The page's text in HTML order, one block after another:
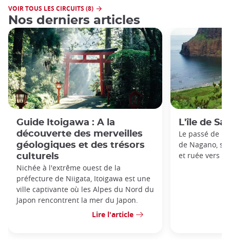
VOIR TOUS LES CIRCUITS (8)
Nos derniers articles
Guide Itoigawa : A la
découverte des merveilles
géologiques et des trésors
culturels
Nichée à l'extrême ouest de la
préfecture de Niigata, Itoigawa est une
ville captivante où les Alpes du Nord du
Japon rencontrent la mer du Japon.
Lire l'article
L'île de
Le passé de
de Nagano,
et ruée vers